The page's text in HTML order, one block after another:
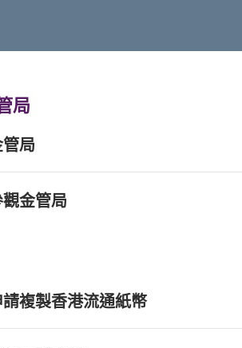
局
局
金管局
請複製香港流通紙幣